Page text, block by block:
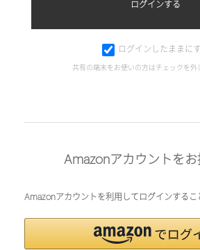
ログインしたままに
共有の端末をお使いの方はチェックを外
Amazonアカウントを
Amazonアカウントを利用してログインするこ